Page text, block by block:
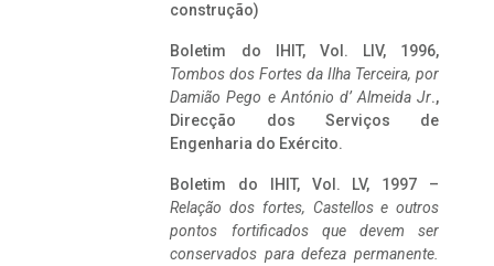
construção)
Boletim do IHIT, Vol. LIV, 1996,
Tombos dos Fortes da Ilha Terceira, por
Damião Pego e António d’ Almeida Jr.,
Direcção dos Serviços de
Engenharia do Exército.
Boletim do IHIT, Vol. LV, 1997 –
Relação dos fortes, Castellos e outros
pontos fortificados que devem ser
conservados para defeza permanente.